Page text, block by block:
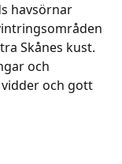
havsörnar
Skånes kust.
och
och gott